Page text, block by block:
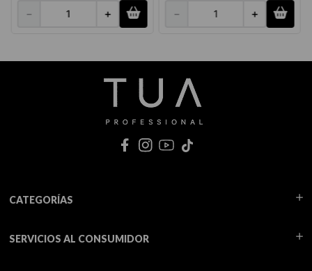
＋
－ ＋
－
CATEGORÍAS
SERVICIOS AL CONSUMIDOR